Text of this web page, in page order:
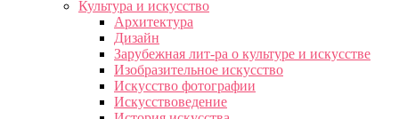
Культура и искусство
Архитектура
Дизайн
Зарубежная лит-ра о культуре и искусстве
Изобразительное искусство
Искусство фотографии
Искусствоведение